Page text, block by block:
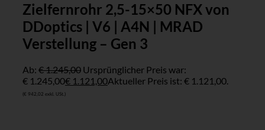
Zielfernrohr 2,5-15×50 NFX von
DDoptics | V6 | A4N | MRAD
Verstellung – Gen 3
Ab: €1.245,00 Ursprünglicher Preis war:
€ 1.245,00€ 1.121,00Aktueller Preis ist: € 1.121,00.
(€ 942,02 exkl. USt.)